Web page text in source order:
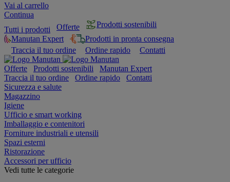
Vai al carrello
Continua
Tutti i prodotti
Offerte
Prodotti sostenibili
Manutan Expert
Prodotti in pronta consegna
Traccia il tuo ordine
Ordine rapido Contatti
Offerte Prodotti sostenibili
Manutan Expert
Traccia il tuo ordine
Ordine rapido
Contatti
Sicurezza e salute
Magazzino
Igiene
Ufficio e smart working
Imballaggio e contenitori
Forniture industriali e utensili
Spazi esterni
Ristorazione
Accessori per ufficio
Vedi tutte le categorie